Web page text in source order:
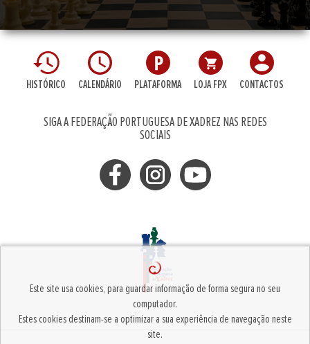
HISTÓRICO CALENDÁRIO PLATAFORMA LOJA FPX CONTACTOS
SIGA A FEDERAÇÃO PORTUGUESA DE XADREZ NAS REDES
SOCIAIS
Este site usa cookies, para guardar informação de forma segura no seu
computador.
Estes cookies destinam-se a optimizar a sua experiência de navegação neste
site.